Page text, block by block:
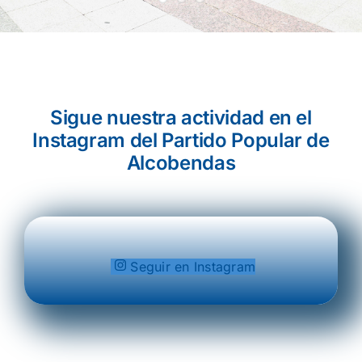
Sigue nuestra actividad en el
Instagram del Partido Popular de
Alcobendas
Seguir en Instagram